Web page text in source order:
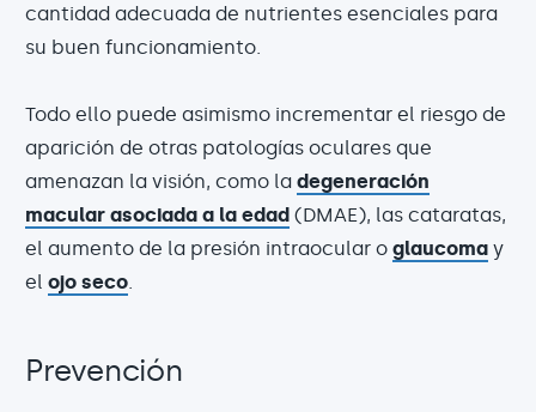
cantidad adecuada de nutrientes esenciales para
su buen funcionamiento.
Todo ello puede asimismo incrementar el riesgo de
aparición de otras patologías oculares que
amenazan la visión, como la degeneración
macular asociada a la edad (DMAE), las cataratas,
el aumento de la presión intraocular o glaucoma y
el ojo seco
Prevención